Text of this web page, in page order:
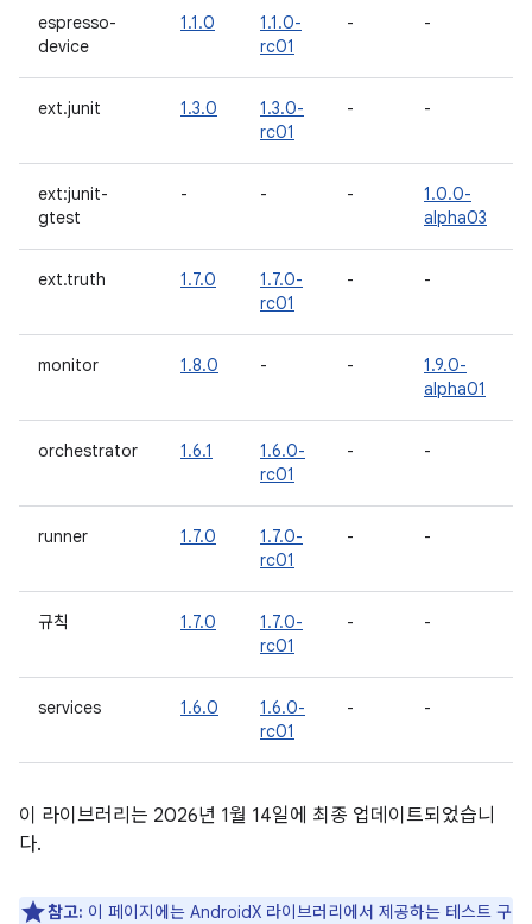
espresso-
device
1.1.0
1.1.0-
rc01
- -
ext.junit 1.3.0
1.3.0-
rc01
- -
ext:junit-
gtest
- - -
1.0.0-
alpha03
ext.truth 1.7.0
1.7.0-
rc01
- -
monitor 1.8.0 - -
1.9.0-
alpha01
orchestrator 1.6.1
1.6.0-
rc01
- -
runner 1.7.0
1.7.0-
rc01
- -
규칙 1.7.0
1.7.0-
rc01
- -
services 1.6.0
1.6.0-
rc01
- -
이 라이브러리는 2026년 1월 14일에 최종 업데이트되었습니
다.
참고: 이 페이지에는 AndroidX 라이브러리에서 제공하는 테스트 구